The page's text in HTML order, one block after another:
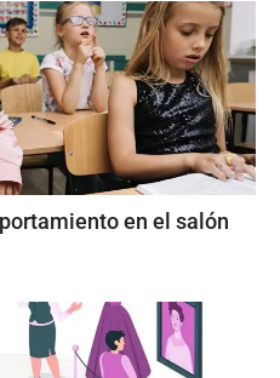
en el salón